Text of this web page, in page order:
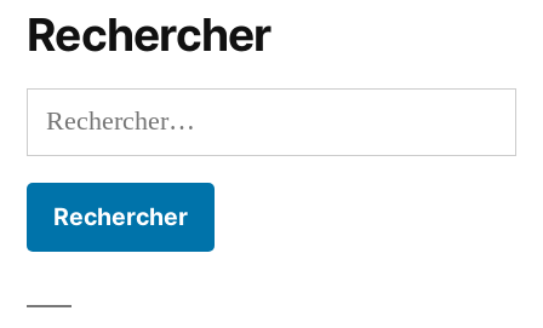
Rechercher
Rechercher :